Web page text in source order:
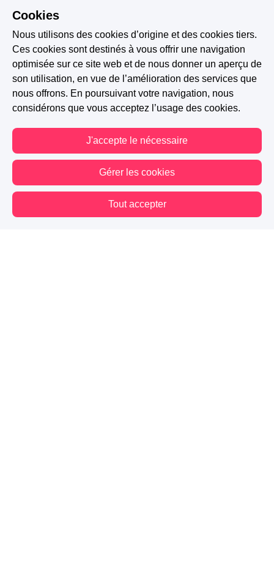
Cookies
Nous utilisons des cookies d’origine et des cookies tiers.
Ces cookies sont destinés à vous offrir une navigation
optimisée sur ce site web et de nous donner un aperçu de
son utilisation, en vue de l’amélioration des services que
nous offrons. En poursuivant votre navigation, nous
considérons que vous acceptez l’usage des cookies.
J'accepte le nécessaire
Gérer les cookies
Tout accepter